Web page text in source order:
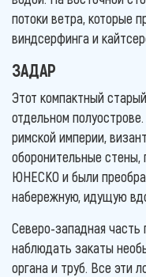
потоки ветра, которые
виндсерфинга и
ЗАДАР
Этот компактный
отдельном
римской империи,
оборонительные
ЮНЕСКО и были
набережную, идущую
Северо-западная
наблюдать закаты
органа и труб. Все эти